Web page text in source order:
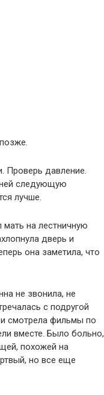
Проверь давление.
следующую
лучше.
на лестничную
дверь и
она заметила, что
не звонила, не
с подругой
смотрела фильмы по
вместе. Было больно,
похожей на
но все еще